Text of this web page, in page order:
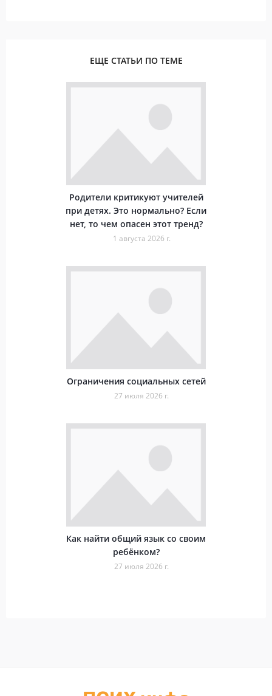
ЕЩЕ СТАТЬИ ПО ТЕМЕ
Родители критикуют учителей
при детях. Это нормально? Если
нет, то чем опасен этот тренд?
1 августа 2026 г.
Ограничения социальных сетей
27 июля 2026 г.
Как найти общий язык со своим
ребёнком?
27 июля 2026 г.